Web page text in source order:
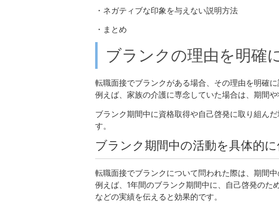
・ネガティブな印象を与えない説明方法
・まとめ
ブランクの理由を明確
転職面接でブランクがある場合、その理由を明確
例えば、家族の介護に専念していた場合は、期間
ブランク期間中に資格取得や自己啓発に取り組ん
す。
ブランク期間中の活動を具体的
転職面接でブランクについて問われた際は、期間
例えば、1年間のブランク期間中に、自己啓発の
などの実績を伝えると効果的です。